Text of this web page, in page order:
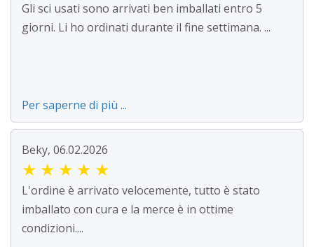
Gli sci usati sono arrivati ben imballati entro 5
giorni. Li ho ordinati durante il fine settimana. ...
Per saperne di più ...
Beky, 06.02.2026
★ ★ ★ ★ ★
L'ordine è arrivato velocemente, tutto è stato
imballato con cura e la merce è in ottime
condizioni....